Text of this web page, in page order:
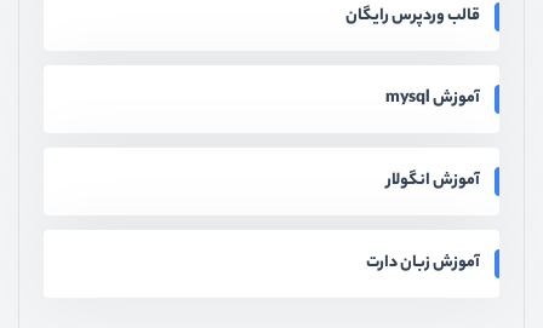
قالب وردپرس رایگان
آموزش mysql
آموزش انگولار
آموزش زبان دارت